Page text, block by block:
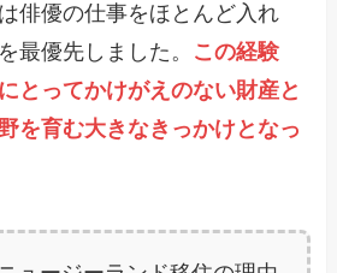
俳優の仕事をほとんど入れ
最優先しました。 この経験
とってかけがえのない財産と
を育む大きなきっかけとなっ